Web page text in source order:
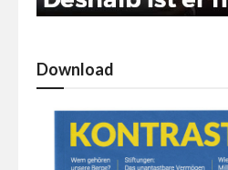
Download